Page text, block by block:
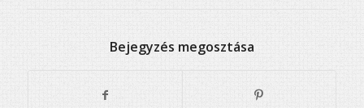
Bejegyzés megosztása